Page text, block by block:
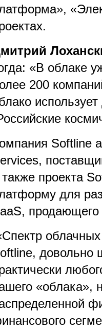
«В облаке
200
Softline
проекта
для
продающего
«облака»,